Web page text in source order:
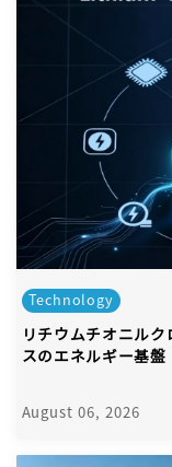
Technology
リチウムチオニル
スのエネルギー基盤
August 06, 2026